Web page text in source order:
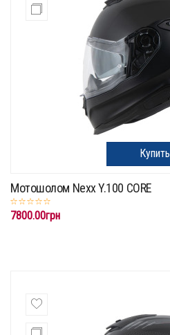
Купить
Мотошолом Nexx Y.100 CORE
7800.00грн